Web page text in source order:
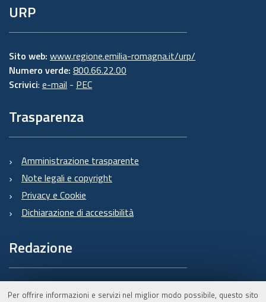
Per offrire informazioni e servizi nel miglior modo possibile, questo sito
URP
Sito web: www.regione.emilia-romagna.it/urp/
Numero verde: 800.66.22.00
Scrivici: e-mail - PEC
Trasparenza
Amministrazione trasparente
Note legali e copyright
Privacy e Cookie
Dichiarazione di accessibilità
Redazione
Informazioni sul Burert